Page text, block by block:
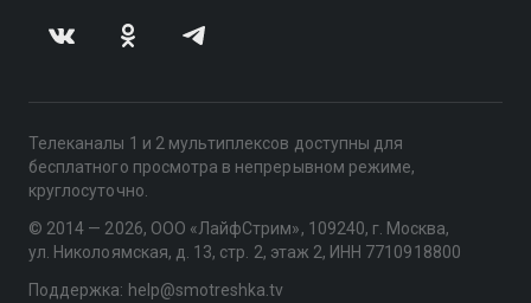
Телеканалы 1 и 2 мультиплексов доступны для
бесплатного просмотра в непрерывном режиме,
круглосуточно.
© 2014 — 2026, ООО «ЛайфСтрим», 109240, г. Москва,
ул. Николоямская, д. 13, стр. 2, этаж 2, ИНН 7710918800
Поддержка: help@smotreshka.tv